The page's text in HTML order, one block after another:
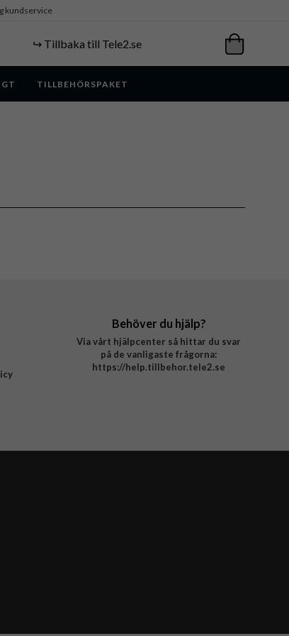
kundservice
↪️ Tillbaka till Tele2.se
TILLBEHÖRSPAKET
Behöver du hjälp?
Via vårt hjälpcenter så hittar du svar
på de vanligaste frågorna:
https://help.tillbehor.tele2.se